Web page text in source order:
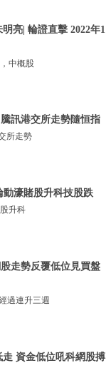
亮| 輪證直擊 2022年1
中概股
訊港交所走勢隨恒指
所走勢
動濠賭股升科技股跌
升科
走勢反覆低位見買盤
過連升三週
走 資金低位吼科網股搏